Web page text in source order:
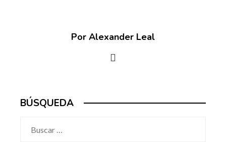
Por Alexander Leal
BÚSQUEDA